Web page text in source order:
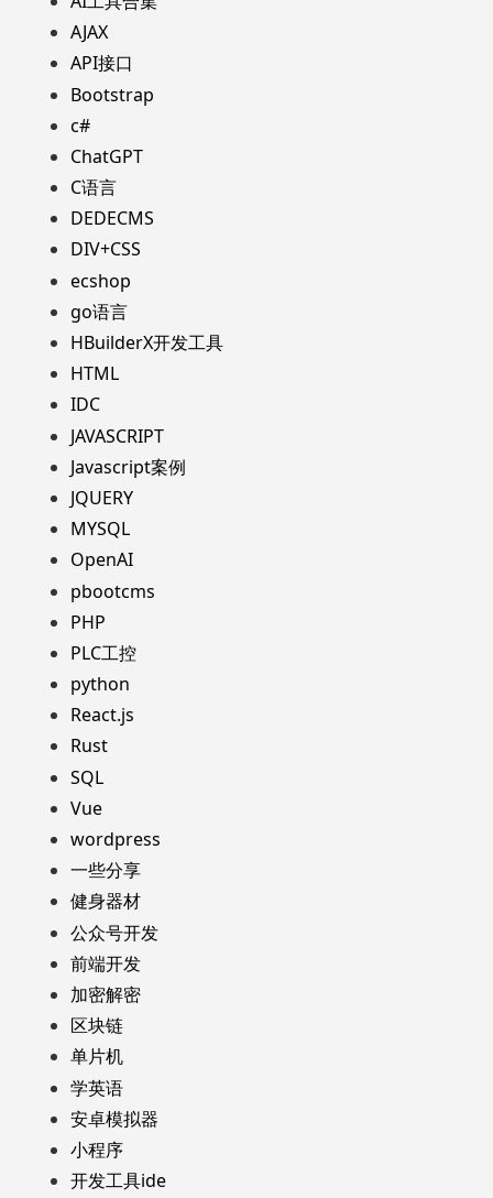
AJAX
API接口
Bootstrap
c#
ChatGPT
C语言
DEDECMS
DIV+CSS
ecshop
go语言
HBuilderX开发工具
HTML
IDC
JAVASCRIPT
Javascript案例
JQUERY
MYSQL
OpenAI
pbootcms
PHP
PLC工控
python
React.js
Rust
SQL
Vue
wordpress
一些分享
健身器材
公众号开发
前端开发
加密解密
区块链
单片机
学英语
安卓模拟器
小程序
开发工具ide